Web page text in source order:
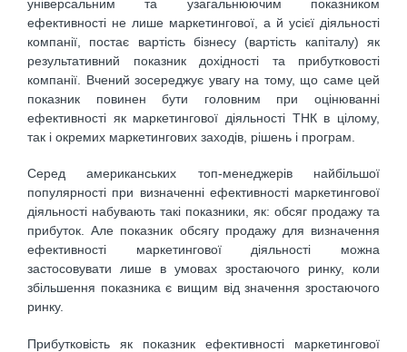
універсальним та узагальнюючим показником
ефективності не лише маркетингової, а й усієї діяльності
компанії, постає вартість бізнесу (вартість капіталу) як
результативний показник дохідності та прибутковості
компанії. Вчений зосереджує увагу на тому, що саме цей
показник повинен бути головним при оцінюванні
ефективності як маркетингової діяльності ТНК в цілому,
так і окремих маркетингових заходів, рішень і програм.
Серед американських топ-менеджерів найбільшої
популярності при визначенні ефективності маркетингової
діяльності набувають такі показники, як: обсяг продажу та
прибуток. Але показник обсягу продажу для визначення
ефективності маркетингової діяльності можна
застосовувати лише в умовах зростаючого ринку, коли
збільшення показника є вищим від значення зростаючого
ринку.
Прибутковість як показник ефективності маркетингової